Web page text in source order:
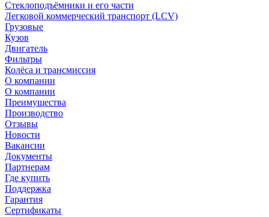
Стеклоподъёмники и его части
Легковой коммерческий транспорт (LCV)
Грузовые
Кузов
Двигатель
Фильтры
Колёса и трансмиссия
О компании
О компании
Преимущества
Производство
Отзывы
Новости
Вакансии
Документы
Партнерам
Где купить
Поддержка
Гарантия
Сертификаты